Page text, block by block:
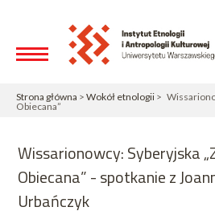
Strona główna > Wokół etnologii >
Obiecana”
Wissarionowcy: Syberyjska
Obiecana” - spotkanie z
Urbańczyk